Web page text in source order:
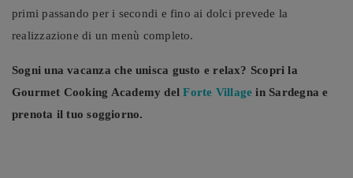
primi passando per i secondi e fino ai dolci prevede la
realizzazione di un menù completo.
Sogni una vacanza che unisca gusto e relax? Scopri la
Gourmet Cooking Academy delForte Village in Sardegna e
prenota il tuo soggiorno.